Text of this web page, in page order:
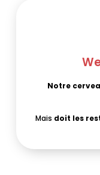
Notre
Mais doit les